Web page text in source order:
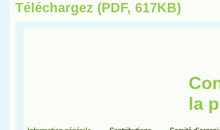
Téléchargez (PDF, 617KB)